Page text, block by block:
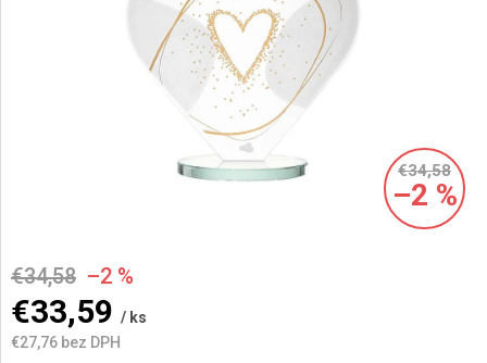
€34,58
–2 %
€34,58 –2 %
€33,59 / ks
€27,76 bez DPH